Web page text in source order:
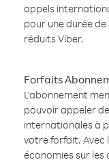
appels
pour une durée
réduits Viber.
Forfaits
L'abonnement
pouvoir appeler
internationales à
votre forfait. Avec
économies sur les